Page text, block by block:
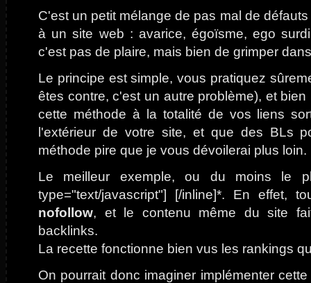
C'est un petit mélange de pas mal de
à un site web : avarice, égoïsme, ego
c'est pas de plaire, mais bien de grimper
Le principe est simple, vous pratiquez
êtes contre, c'est un autre problème), et
cette méthode à la totalité de vos liens
l'extérieur de votre site, et que des BLs
méthode pire que je vous dévoilerai plus loin.
Le meilleur exemple, ou du moins le
type="text/javascript"]
[/inline]*. En effet,
nofollow, et le contenu même du site
backlinks.
La recette fonctionne bien vus les rankings
On pourrait donc imaginer implémenter